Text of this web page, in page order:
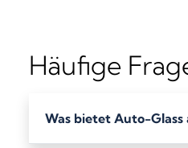
Häufige
Was bietet Auto-Glass